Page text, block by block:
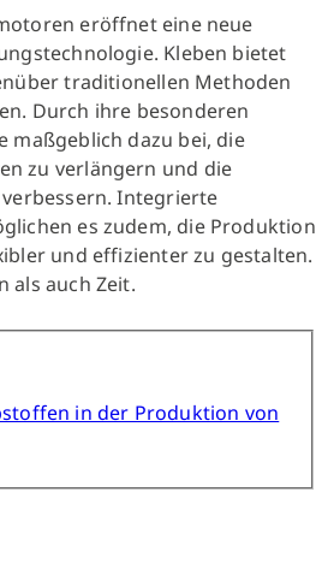
eröffnet eine neue
Kleben bietet
traditionellen Methoden
Durch ihre besonderen
maßgeblich dazu bei, die
zu verlängern und die
Integrierte
es zudem, die Produktion
und effizienter zu gestalten.
als auch Zeit.
in der Produktion von